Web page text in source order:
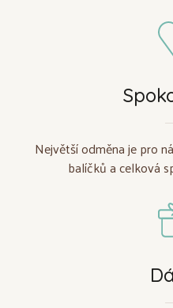
Největší odměna je pro
balíčků a celková